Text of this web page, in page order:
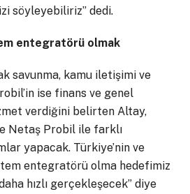
söyleyebiliriz” dedi.
entegratörü olmak
savunma, kamu iletişimi ve
ise finans ve genel
verdiğini belirten Altay,
Netaş Probil ile farklı
yapacak. Türkiye’nin ve
entegratörü olma hedefimiz
hızlı gerçekleşecek” diye